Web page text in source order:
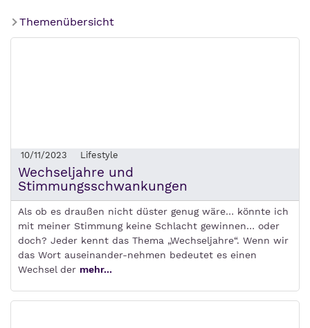
Themenübersicht
10/11/2023 Lifestyle
Wechseljahre und
Stimmungsschwankungen
Als ob es draußen nicht düster genug wäre… könnte ich
mit meiner Stimmung keine Schlacht gewinnen… oder
doch? Jeder kennt das Thema „Wechseljahre“. Wenn wir
das Wort auseinander-nehmen bedeutet es einen
Wechsel der mehr...